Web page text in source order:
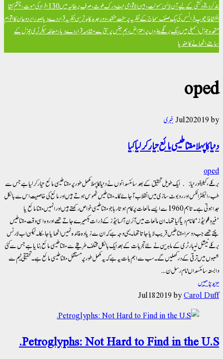
بند کر دی
خود کشی کے لیے آن لائن سہولت، بین الاقوامی نیٹ ورک ملوث، صرف برطانیہ میں 130 افراد کی موت، چشم کشا
انکشافاتپوپ فرانسس کی یک صنف سماج کے نظریہ پر سخت تنقید، دور جدید کا بدترین نظریہ قرار دے دیاصدر ایردوعان کا اقوام
متحدہ جنرل اسمبلی میں رنگ برنگے بینروں پر اعتراض، ہم جنس پرستی سے مشابہہ قرار دے دیا، معاملہ سیکرٹری جنرل کے
سامنے اٹھانے کا عندیا
oped
Jul202019 by خبری
دنیا کا پہلا مقناطیسی مائع تیار کرلیا گیا
oped
برکلے، کیلیفورنیا: ایک طویل تحقیق کے بعد سائنسدانوں نے دنیا کا پہلا مکمل طور پر مقناطیسی مائع تیار کرلیا ہے جس سے
طب، الیکٹرانکس اور روبوٹ سازی میں انقلاب آجائے گا۔ مقناطیس ٹھوس ہوتے ہیں اور مائع کی خاصیت اس سے بالکل
جدا ہوتی ہے۔ تاہم 1960 سے ایسے مائعات پر کام ہوتا رہا جو مقناطیسی خواص رکھتے ہیں اور انہیں مقنا مائع یا
’فیروفلوئیڈز‘ کا نام دیا گیا تھا۔ ان مائعات میں آئرن آکسائیڈز کے ذرات بکھیرے جاتے تھے اور وہ اسی وقت مقناطیس
بنتے تھے جب دوسرا مقناطیس قریب لایا جاتا تھا۔ یہی وجہ ہے کہ ان سے زیادہ فائدہ نہیں اٹھایا جاسکا۔ لیکن اب لارنس
برکلے نیشنل لیبارٹری کے ماہرین نے نئے تجربات کے بعد ایک بالکل مختلف طریقے سے مقناطیسی مائع بنایا ہے جس سےکئی
شعبوں میں ترقی کے در کھلیں گے۔ سب سے اہم بات یہ ہے کہ یہ مکمل طور پر مستقل مقناطیسی مائع ہے۔ تحقیقی ٹیم سے
وابستہ سائنسداں ٹام رسل ن...
مزید پڑھیں
Jul182019 byCarol Duff
Petroglyphs: Not Hard to Find in the U.S.